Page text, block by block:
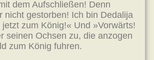
dem Aufschließen! Denn
nicht gestorben! Ich bin Dedalija
zum König!« Und »Vorwärts!
seinen Ochsen zu, die anzogen
zum König fuhren.